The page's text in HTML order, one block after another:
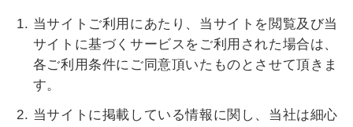
当サイトご利用にあたり、当サイトを閲覧及び当
サイトに基づくサービスをご利用された場合は、
各ご利用条件にご同意頂いたものとさせて頂きま
す。
当サイトに掲載している情報に関し、当社は細心